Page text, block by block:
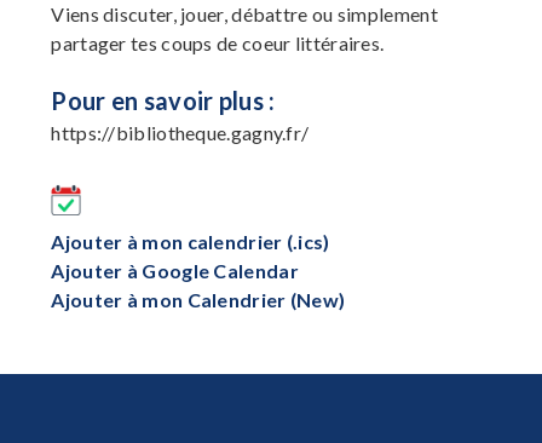
Viens discuter, jouer, débattre ou simplement
partager tes coups de coeur littéraires.
Pour en savoir plus :
https://bibliotheque.gagny.fr/
Ajouter à mon calendrier (.ics)
Ajouter à Google Calendar
Ajouter à mon Calendrier (New)